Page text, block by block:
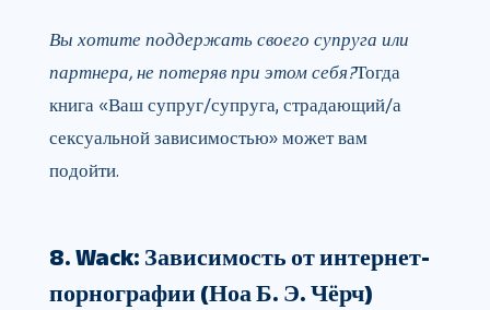
Вы хотите поддержать своего супруга или
партнера, не потеряв при этом себя?Тогда
книга «Ваш супруг/супруга, страдающий/а
сексуальной зависимостью» может вам
подойти.
8. Wack: Зависимость от интернет-
порнографии (Ноа Б. Э. Чёрч)